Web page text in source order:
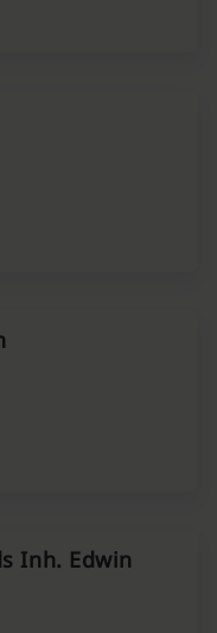
Inh. Edwin